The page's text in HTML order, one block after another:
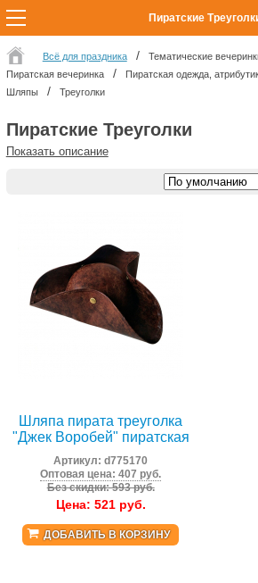
Всё для праздника
Тематические
Пиратская вечеринка
Пиратская одежда,
Шляпы
Треуголки
Пиратские Треуголки
Показать описание
Шляпа пирата треуголка
"Джек Воробей" пиратская
Артикул:d775170
Оптовая цена: 407 руб.
Без скидки: 593 руб.
Цена: 521руб.
ДОБАВИТЬ В КОРЗИНУ
Пиратские